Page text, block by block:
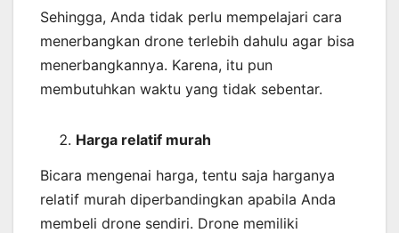
Sehingga, Anda tidak perlu mempelajari cara
menerbangkan drone terlebih dahulu agar bisa
menerbangkannya. Karena, itu pun
membutuhkan waktu yang tidak sebentar.
Harga relatif murah
Bicara mengenai harga, tentu saja harganya
relatif murah diperbandingkan apabila Anda
membeli drone sendiri. Drone memiliki